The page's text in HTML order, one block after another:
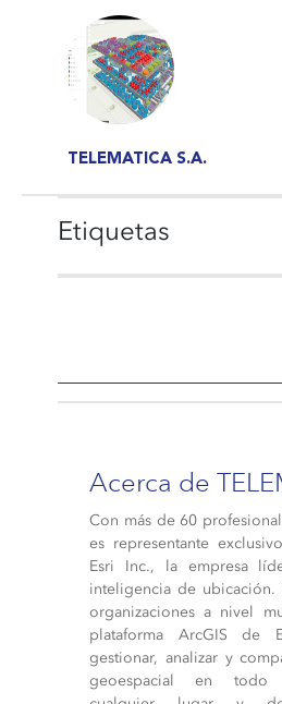
TELEMATICA S.A.
Etiquetas
Acerca de
Con más de 60
es representante
Esri Inc., la empresa
inteligencia de ubicación.
organizaciones a nivel
plataforma ArcGIS de
gestionar, analizar y
geoespacial en todo